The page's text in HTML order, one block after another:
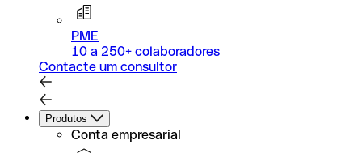
PME
10 a 250+ colaboradores
Contacte um consultor
Produtos
Conta empresarial